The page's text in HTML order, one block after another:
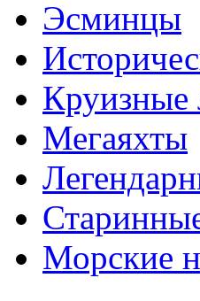
Эсминцы
Круизные
Мегаяхты
Морские